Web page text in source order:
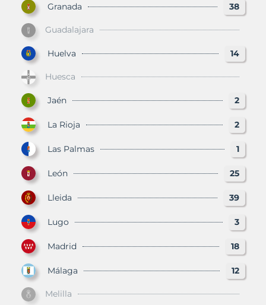
Granada 38
Guadalajara
Huelva 14
Huesca
Jaén 2
La Rioja 2
Las Palmas 1
León 25
Lleida 39
Lugo 3
Madrid 18
Málaga 12
Melilla